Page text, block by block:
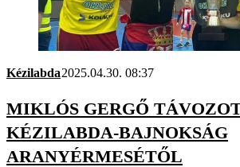
Kézilabda2025.04.30. 08:37
MIKLÓS GERGŐ
KÉZILABDA-BAJNOKSÁG
ARANYÉRMESÉTŐL